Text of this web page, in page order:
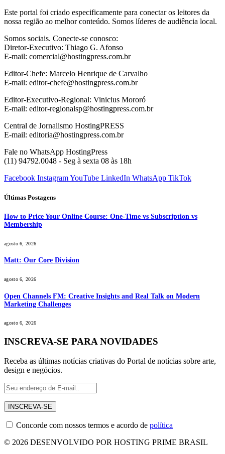
Este portal foi criado especificamente para conectar os leitores da
nossa região ao melhor conteúdo. Somos líderes de audiência local.
Somos sociais. Conecte-se conosco:
Diretor-Executivo: Thiago G. Afonso
E-mail: comercial@hostingpress.com.br
Editor-Chefe: Marcelo Henrique de Carvalho
E-mail: editor-chefe@hostingpress.com.br
Editor-Executivo-Regional: Vinicius Mororó
E-mail: editor-regionalsp@hostingpress.com.br
Central de Jornalismo HostingPRESS
E-mail: editoria@hostingpress.com.br
Fale no WhatsApp HostingPress
(11) 94792.0048 - Seg à sexta 08 às 18h
Facebook InstagramYouTube LinkedIn WhatsApp TikTok
Últimas Postagens
How to Price Your Online Course: One-Time vs Subscription vs
Membership
agosto 6, 2026
Matt: Our Core Division
agosto 6, 2026
Open Channels FM: Creative Insights and Real Talk on Modern
Marketing Challenges
agosto 6, 2026
INSCREVA-SE PARA NOVIDADES
Receba as últimas notícias criativas do Portal de notícias sobre arte,
design e negócios.
Concorde com nossos termos e acordo de política
© 2026 DESENVOLVIDO POR HOSTING PRIME BRASIL